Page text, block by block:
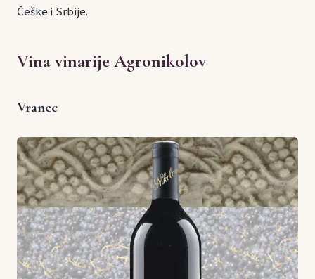
Češke i Srbije.
Vina vinarije Agronikolov
Vranec